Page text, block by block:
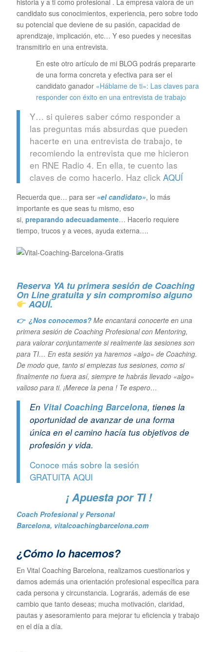
candidato sus conocimientos, experiencia, pero sobre todo
su potencial que deviene de su pasión, capacidad de
aprendizaje, implicación, etc… Y eso puedes y necesitas
transmitirlo en una entrevista.
En este otro artículo de mi BLOG podrás prepararte
de una forma concreta y efectiva para ser el
candidato ganador «Háblame de ti»: Las claves para
responder con éxito en una entrevista de trabajo
Y… si quieres saber cómo responder a
las preguntas más absurdas que pueden
hacerte en una entrevista de trabajo, te
recomiendo la entrevista que me hicieron
en RNE Radio 4. En ella, te cuento las
claves de como hacerlo. Haz click AQUÍ
Recuerda que… para ser «el candidato», lo más
importante es que seas tu mismo, eso
si, preparando adecuadamente… Hacerlo requiere
tiempo, trucos y a veces, ayuda externa….
Reserva YA tu primera sesión de Coaching
On Line gratuita y sin compromiso alguno
AQUÍ.
👉 ¿Nos conocemos? Me encantará conocerte en una
primera sesión de Coaching Profesional con Mentoring,
para valorar conjuntamente si realmente las sesiones son
para TI… En esta sesión ya haremos «algo» de Coaching.
De modo que, tanto si empiezas tus sesiones, como si
finalmente no fuera así, siempre te habrás llevado «algo»
valioso para ti. ¡Merece la pena ! Te espero…
En Vital Coaching Barcelona, tienes la
oportunidad de avanzar de una forma
única en el camino hacía tus objetivos de
profesión y vida.
Conoce más sobre la sesión
GRATUITA AQUI
¡ Apuesta por TI !
Coach Profesional y Personal
Barcelona, vitalcoachingbarcelona.com
¿Cómo lo hacemos?
En Vital Coaching Barcelona, realizamos cuestionarios y
damos además una orientación profesional específica para
cada persona y circunstancia. Lograrás, además de ese
cambio que tanto deseas; mucha motivación, claridad,
pautas y asesoramiento para mejorar tu eficiencia y trabajo
en el día a día.